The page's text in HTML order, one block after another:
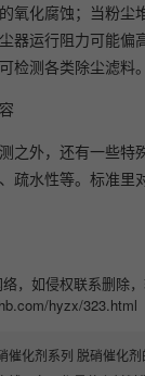
氧化腐蚀；当粉尘
器运行阻力可能偏
检测各类除尘滤料。
之外，还有一些特
疏水性等。标准里
，如侵权联系删除
hyzx/323.html
催化剂系列 脱硝催化